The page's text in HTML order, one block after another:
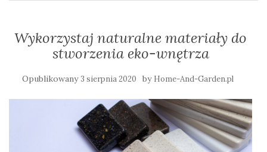
Wykorzystaj naturalne materiały do
stworzenia eko-wnętrza
Opublikowany 3 sierpnia 2020 by Home-And-Garden.pl